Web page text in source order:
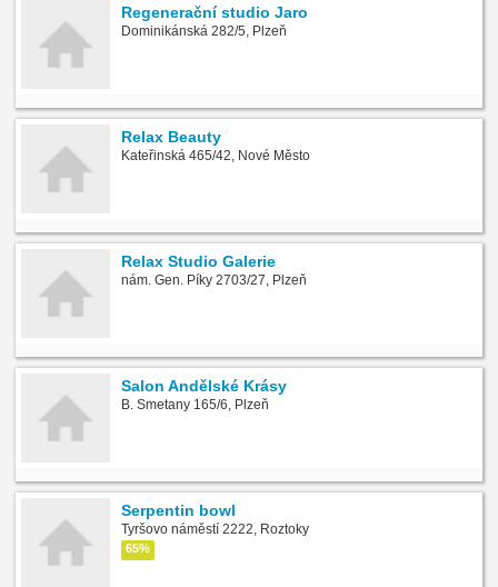
Regenerační studio Jaro
Dominikánská 282/5, Plzeň
Relax Beauty
Kateřinská 465/42, Nové Město
Relax Studio Galerie
nám. Gen. Píky 2703/27, Plzeň
Salon Andělské Krásy
B. Smetany 165/6, Plzeň
Serpentin bowl
Tyršovo náměstí 2222, Roztoky
65%